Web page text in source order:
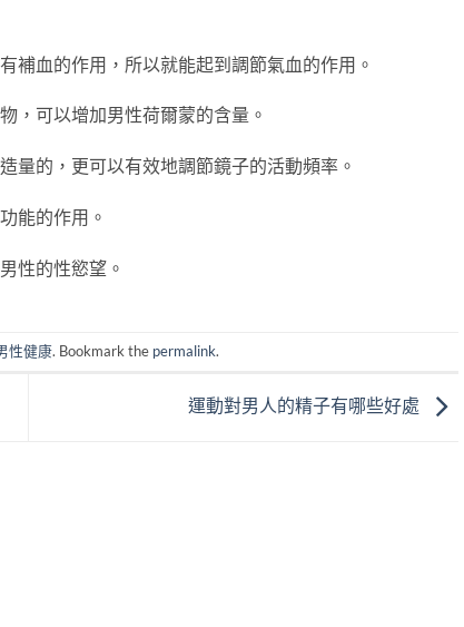
血的作用，所以就能起到調節氣血的作用。
可以增加男性荷爾蒙的含量。
的，更可以有效地調節鏡子的活動頻率。
能的作用。
性的性慾望。
性健康. Bookmark the permalink.
運動對男人的精子有哪些好處